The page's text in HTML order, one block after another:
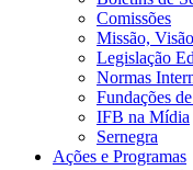
Comissões
Missão,
Legislação
Normas
Fundações
IFB na Mídia
Sernegra
Ações e Programas